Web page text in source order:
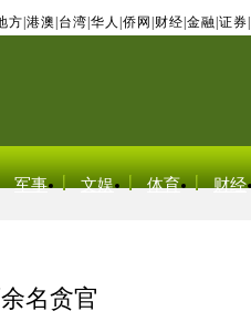
方 港澳 台湾 华人 侨网 财经 金融 证券
军事 文娱 体育 财经
名贪官